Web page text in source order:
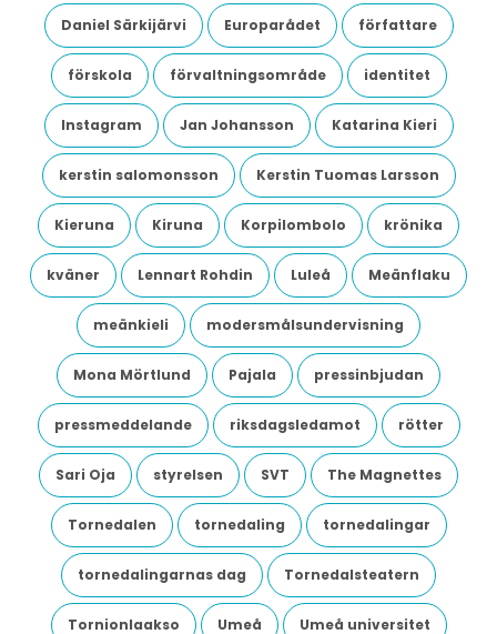
Daniel Särkijärvi Europarådet författare
förskola förvaltningsområde identitet
Instagram Jan Johansson Katarina Kieri
kerstin salomonsson Kerstin Tuomas Larsson
Kieruna Kiruna Korpilombolo krönika
kväner Lennart Rohdin Luleå Meänflaku
meänkieli modersmålsundervisning
Mona Mörtlund Pajala pressinbjudan
pressmeddelande riksdagsledamot rötter
Sari Oja styrelsen SVT The Magnettes
Tornedalen tornedaling tornedalingar
tornedalingarnas dag Tornedalsteatern
Tornionlaakso Umeå Umeå universitet